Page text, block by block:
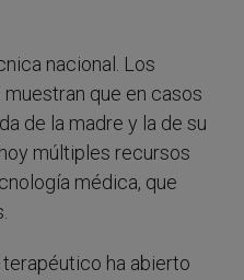
nacional. Los
que en casos
de la madre y la de su
múltiples recursos
médica, que
terapéutico ha abierto